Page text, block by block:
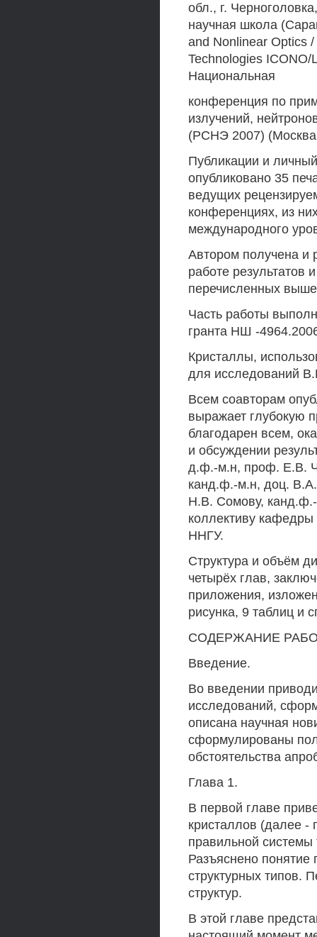
обл., г.
научная школа
and Nonlinear Optics
Technologies
Национальная
конференция по
излучений,
(РСНЭ 2007)
Публикации и
опубликовано 35
ведущих
конференциях, из
международного
Автором получена и
работе результатов
перечисленных
Часть работы
гранта НШ -
Кристаллы,
для исследований
Всем соавторам
выражает глубокую
благодарен всем,
и обсуждении
д.ф.-м.н, проф. Е.В.
канд.ф.-м.н, доц.
Н.В. Сомову,
коллективу
ННГУ.
Структура и объём
четырёх глав,
приложения,
рисунка, 9 таблиц и
СОДЕРЖАНИЕ
Введение.
Во введении
исследований,
описана научная
сформулированы
обстоятельства
Глава 1.
В первой главе
кристаллов (далее -
правильной системы
Разъяснено понятие
структурных типов.
структур.
В этой главе